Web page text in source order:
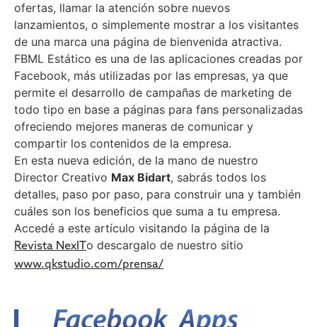
ofertas, llamar la atención sobre nuevos
lanzamientos, o simplemente mostrar a los visitantes
de una marca una página de bienvenida atractiva.
FBML Estático es una de las aplicaciones creadas por
Facebook, más utilizadas por las empresas, ya que
permite el desarrollo de campañas de marketing de
todo tipo en base a páginas para fans personalizadas
ofreciendo mejores maneras de comunicar y
compartir los contenidos de la empresa.
En esta nueva edición, de la mano de nuestro
Director Creativo Max Bidart, sabrás todos los
detalles, paso por paso, para construir una y también
cuáles son los beneficios que suma a tu empresa.
Accedé a este artículo visitando la página de la
Revista NexIT o descargalo de nuestro sitio
www.qkstudio.com/prensa/